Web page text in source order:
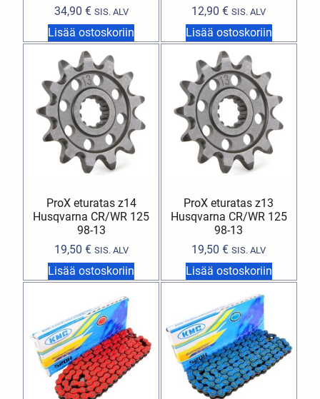
34,90 € SIS. ALV
Lisää ostoskoriin
12,90€ SIS. ALV
Lisää ostoskoriin
ProX eturatas z14
Husqvarna CR/WR 125
98-13
19,50 € SIS. ALV
Lisää ostoskoriin
ProX eturatas z13
Husqvarna CR/WR 125
98-13
19,50€ SIS. ALV
Lisää ostoskoriin